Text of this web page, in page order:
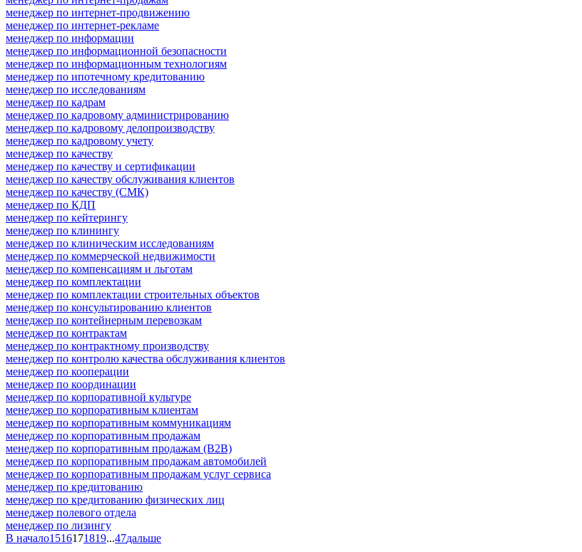
менеджер по интернет-продвижению
менеджер по интернет-рекламе
менеджер по информации
менеджер по информационной безопасности
менеджер по информационным технологиям
менеджер по ипотечному кредитованию
менеджер по исследованиям
менеджер по кадрам
менеджер по кадровому администрированию
менеджер по кадровому делопроизводству
менеджер по кадровому учету
менеджер по качеству
менеджер по качеству и сертификации
менеджер по качеству обслуживания клиентов
менеджер по качеству (СМК)
менеджер по КДП
менеджер по кейтерингу
менеджер по клинингу
менеджер по клиническим исследованиям
менеджер по коммерческой недвижимости
менеджер по компенсациям и льготам
менеджер по комплектации
менеджер по комплектации строительных объектов
менеджер по консультированию клиентов
менеджер по контейнерным перевозкам
менеджер по контрактам
менеджер по контрактному производству
менеджер по контролю качества обслуживания клиентов
менеджер по кооперации
менеджер по координации
менеджер по корпоративной культуре
менеджер по корпоративным клиентам
менеджер по корпоративным коммуникациям
менеджер по корпоративным продажам
менеджер по корпоративным продажам (B2B)
менеджер по корпоративным продажам автомобилей
менеджер по корпоративным продажам услуг сервиса
менеджер по кредитованию
менеджер по кредитованию физических лиц
менеджер полевого отдела
менеджер по лизингу
В начало1516171819...47дальше